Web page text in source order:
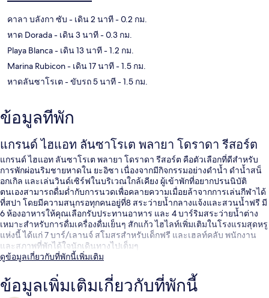
คาลา บลังกา ซับ - เดิน 2 นาที- 0.2 กม.
หาด Dorada- เดิน 3 นาที- 0.3 กม.
Playa Blanca- เดิน 13 นาที- 1.2 กม.
Marina Rubicon- เดิน 17 นาที- 1.5 กม.
หาดลันซาโรเต - ขับรถ 5 นาที- 1.5 กม.
ข้อมูลที่พัก
แกรนด์ ไฮแอท ลันซาโรเต พลายา โดราดา รีสอร์ต
แกรนด์ ไฮแอท ลันซาโรเต พลายา โดราดา รีสอร์ต คือตัวเลือกที่ดีสำหรับ
การพักผ่อนริมชายหาดใน ยะอิซา เนื่องจากมีกิจกรรมอย่างดำน้ำ ดำน้ำสน็
อกเกิล และเล่นวินด์เซิร์ฟในบริเวณใกล้เคียง ผู้เข้าพักที่อยากปรนนิบัติ
ตนเองสามารถดื่มด่ำกับการนวดเพื่อคลายความเมื่อยล้าจากการเล่นกีฬาได้
ที่สปา โดยมีความสนุกรอทุกคนอยู่ที่8 สระว่ายน้ำกลางแจ้งและสวนน้ำฟรี มี
6 ห้องอาหารให้คุณเลือกรับประทานอาหาร และ 4 บาร์ริมสระว่ายน้ำต่าง
เหมาะสำหรับการดื่มเครื่องดื่มเย็นๆ สักแก้ว ไฮไลท์เพิ่มเติมในโรงแรมสุดหรู
แห่งนี้ ได้แก่ 7 บาร์/เลานจ์ สโมสรสำหรับเด็กฟรี และเฮลท์คลับ พนักงาน
และสภาพที่พักได้ใจนักเดินทางไปเต็มๆ
ดูข้อมูลเกี่ยวกับที่พักนี้เพิ่มเติม
ข้อมูลเพิ่มเติมเกี่ยวกับที่พักนี้